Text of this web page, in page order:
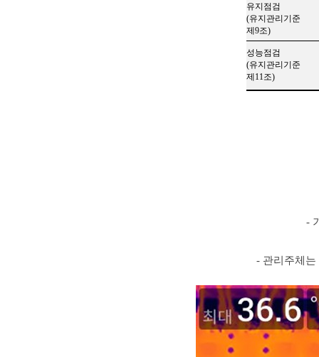
유지점검
(유지관리기준
제 9조)
성능점검
(유지관리기준
제 11조)
-
- 관리주체